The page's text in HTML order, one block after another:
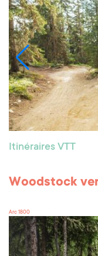
Itinéraires VTT
Woodstock
Arc 1800